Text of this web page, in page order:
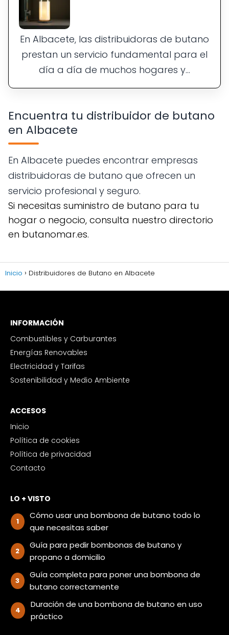
En Albacete, las distribuidoras de butano
prestan un servicio fundamental para el
día a día de muchos hogares y...
Encuentra tu distribuidor de butano
en Albacete
En Albacete puedes encontrar empresas
distribuidoras de butano que ofrecen un
servicio profesional y seguro.
Si necesitas suministro de butano para tu
hogar o negocio, consulta nuestro directorio
en butanomar.es.
Inicio Distribuidores de Butano en Albacete
INFORMACIÓN
Combustibles y Carburantes
Energías Renovables
Electricidad y Tarifas
Sostenibilidad y Medio Ambiente
ACCESOS
Inicio
Política de cookies
Política de privacidad
Contacto
LO + VISTO
Cómo usar una bombona de butano todo lo
que necesitas saber
Guía para pedir bombonas de butano y
propano a domicilio
Guía completa para poner una bombona de
butano correctamente
Duración de una bombona de butano en uso
práctico